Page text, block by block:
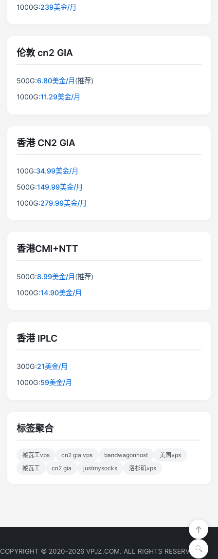
1000G:239美金/月
伦敦 cn2 GIA
500G:6.80美金/月 (推荐)
1000G:11.29美金/月
香港 CN2 GIA
100G:34.99美金/月
500G:149.99美金/月
1000G:279.99美金/月
香港CMI+NTT
500G:8.99美金/月 (推荐)
1000G:14.90美金/月
香港 IPLC
300G:21美金/月
1000G:59美金/月
标签聚合
搬瓦工vps cn2 gia vps bandwagonhost
美国vps
搬瓦工
cn2 gia justmysocks 洛杉矶vps
COPYRIGHT © 2020-2026 VPJZ.COM. ALL RIGHTS RESERVED.